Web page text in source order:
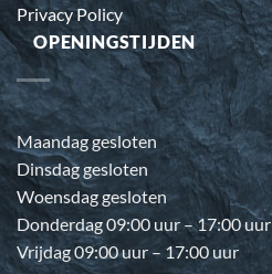
Privacy Policy
OPENINGSTIJDEN
Maandag gesloten
Dinsdag gesloten
Woensdag gesloten
Donderdag 09:00 uur – 17:00 uur
Vrijdag 09:00 uur – 17:00 uur